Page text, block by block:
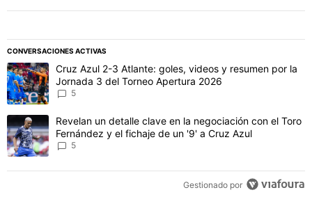
CONVERSACIONES ACTIVAS
Este listado muestra los artículos con más comentarios en los
Un artículo de tendencia con el título "Cruz Azul 2-3 Atlante:
Cruz Azul 2-3 Atlante: goles, videos y resumen por la
Jornada 3 del Torneo Apertura 2026
5
Un artículo de tendencia con el título "Revelan un detalle clave
Revelan un detalle clave en la negociación con el Toro
Fernández y el fichaje de un '9' a Cruz Azul
5
Gestionado por